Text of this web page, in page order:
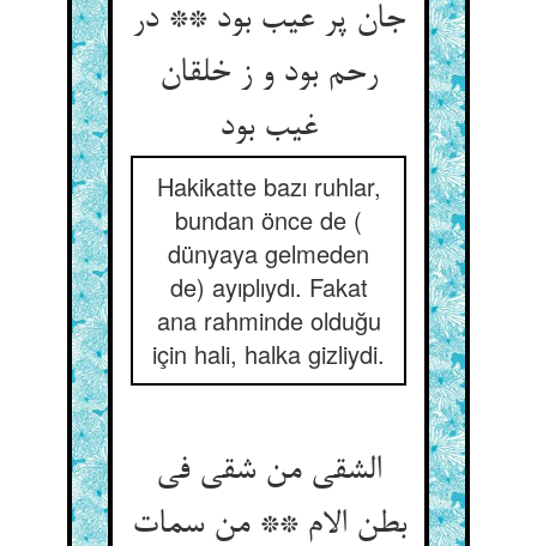
جان پر عیب بود ** در
رحم بود و ز خلقان
غیب بود
Hakikatte bazı ruhlar,
bundan önce de (
dünyaya gelmeden
de) ayıplıydı. Fakat
ana rahminde olduğu
için hali, halka gizliydi.
الشقی من شقی فی
بطن الام ** من سمات